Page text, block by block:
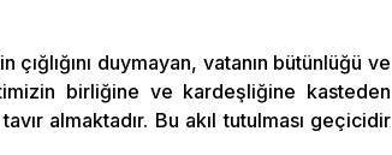
çığlığını duymayan, vatanın bütünlüğü ve
birliğine ve kardeşliğine kasteden
almaktadır. Bu akıl tutulması geçicidir